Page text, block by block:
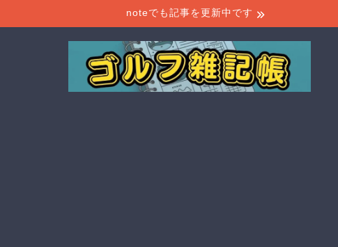
noteでも記事を更新中です